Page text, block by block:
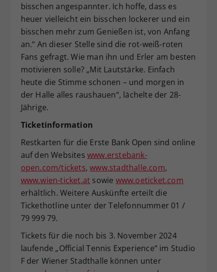
bisschen angespannter. Ich hoffe, dass es
heuer vielleicht ein bisschen lockerer und ein
bisschen mehr zum Genießen ist, von Anfang
an.“ An dieser Stelle sind die rot-weiß-roten
Fans gefragt. Wie man ihn und Erler am besten
motivieren solle? „Mit Lautstärke. Einfach
heute die Stimme schonen – und morgen in
der Halle alles raushauen“, lächelte der 28-
Jährige.
Ticketinformation
Restkarten für die Erste Bank Open sind online
auf den Websites www.erstebank-
open.com/tickets,www.stadthalle.com,
www.wien-ticket.at sowie www.oeticket.com
erhältlich. Weitere Auskünfte erteilt die
Tickethotline unter der Telefonnummer 01 /
79 999 79.
Tickets für die noch bis 3. November 2024
laufende „Official Tennis Experience“ im Studio
F der Wiener Stadthalle können unter